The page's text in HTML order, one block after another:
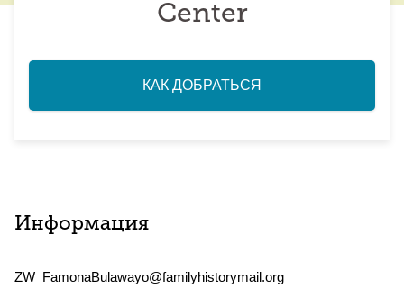
Center
КАК ДОБРАТЬСЯ
Информация
ZW_FamonaBulawayo@familyhistorymail.org